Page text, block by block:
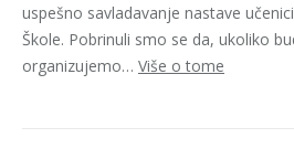
uspešno savladavanje nastave
Škole. Pobrinuli smo se da, ukoliko
organizujemo… Više o tome